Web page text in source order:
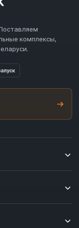
комплексы,